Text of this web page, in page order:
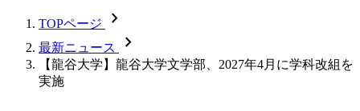
TOPページ chevron_forward
最新ニュース chevron_forward
【龍谷大学】龍谷大学文学部、2027年4月に学科改組を
実施